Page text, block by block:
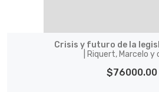
Crisis y futuro de la
| Riquert, Marcelo y
$76000.00